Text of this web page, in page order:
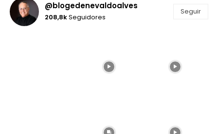
@blogedenevaldoalves
208,8kSeguidores
Seguir